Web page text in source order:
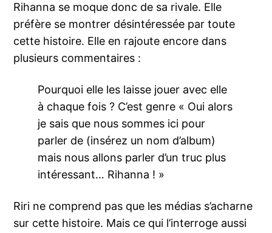
Rihanna se moque donc de sa rivale. Elle
préfère se montrer désintéressée par toute
cette histoire. Elle en rajoute encore dans
plusieurs commentaires :
Pourquoi elle les laisse jouer avec elle
à chaque fois ? C’est genre « Oui alors
je sais que nous sommes ici pour
parler de (insérez un nom d’album)
mais nous allons parler d’un truc plus
intéressant… Rihanna ! »
Riri ne comprend pas que les médias s’acharne
sur cette histoire. Mais ce qui l’interroge aussi